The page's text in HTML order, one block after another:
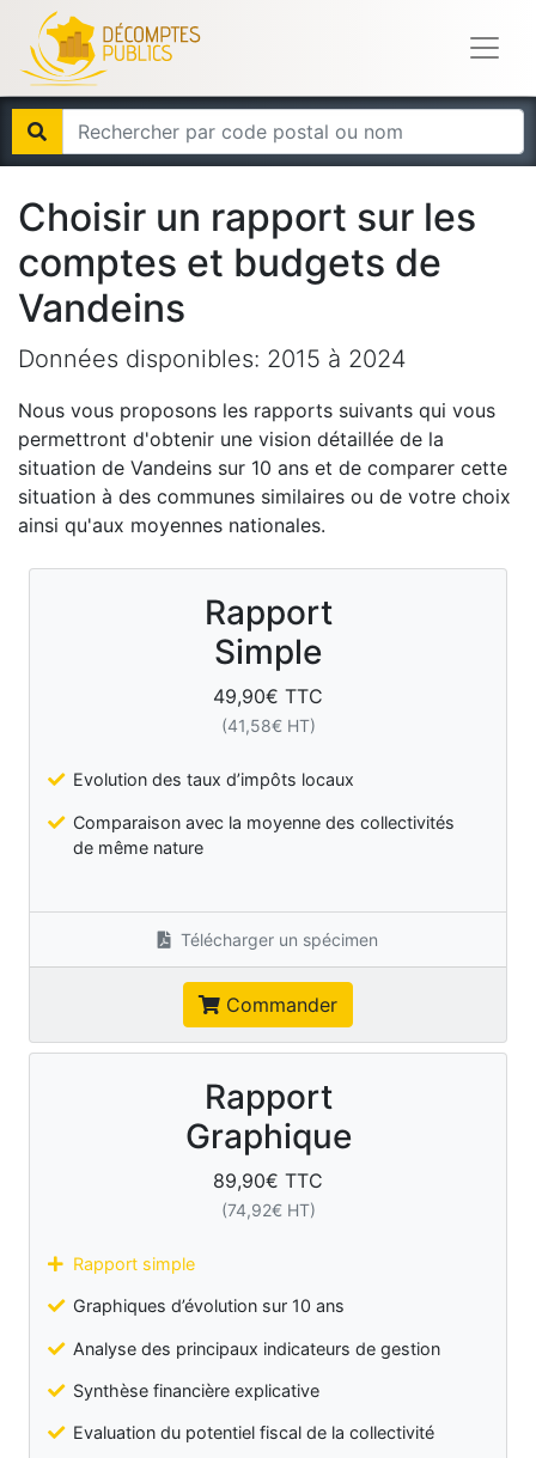
Choisir un rapport sur les
comptes et budgets de
Vandeins
Données disponibles: 2015 à 2024
Nous vous proposons les rapports suivants qui vous
permettront d'obtenir une vision détaillée de la
situation de Vandeins sur 10 ans et de comparer cette
situation à des communes similaires ou de votre choix
ainsi qu'aux moyennes nationales.
Rapport
Simple
49,90€ TTC
(41,58€ HT)
Evolution des taux d’impôts locaux
Comparaison avec la moyenne des collectivités
de même nature
Télécharger un spécimen
Commander
Rapport
Graphique
89,90€ TTC
(74,92€ HT)
Rapport simple
Graphiques d’évolution sur 10 ans
Analyse des principaux indicateurs de gestion
Synthèse financière explicative
Evaluation du potentiel fiscal de la collectivité